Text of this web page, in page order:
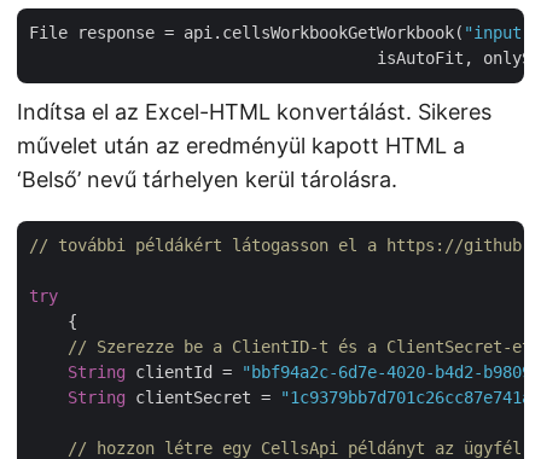
File response = api.cellsWorkbookGetWorkbook(
isAutoFit,
Indítsa el az Excel-HTML konvertálást. Sikeres
művelet után az eredményül kapott HTML a
‘Belső’ nevű tárhelyen kerül tárolásra.
// további példákért látogasson el a https://
try
    {
// Szerezze be a ClientID-t és a ClientSecret-et
String clientId =
"bbf94a2c-6d7e-4020-b4d2-
String clientSecret =
// hozzon létre egy CellsApi példányt az ügyfél